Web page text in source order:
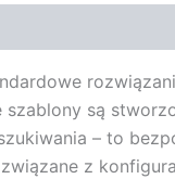
są
– to
z